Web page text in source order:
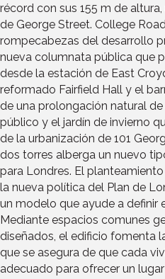
récord con sus 155 m de
de George Street. College
rompecabezas del desarrollo
nueva columnata pública que
desde la estación de East
reformado Fairfield Hall y el
de una prolongación natural
público y el jardín de invierno
de la urbanización de 101
dos torres alberga un nuevo
para Londres. El
la nueva política del Plan de
un modelo que ayude a definir
Mediante espacios comunes
diseñados, el edificio fomenta
que se asegura de que cada
adecuado para ofrecer un